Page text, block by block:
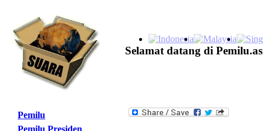
Selamat datang di
Pemilu
Pemilu Presiden